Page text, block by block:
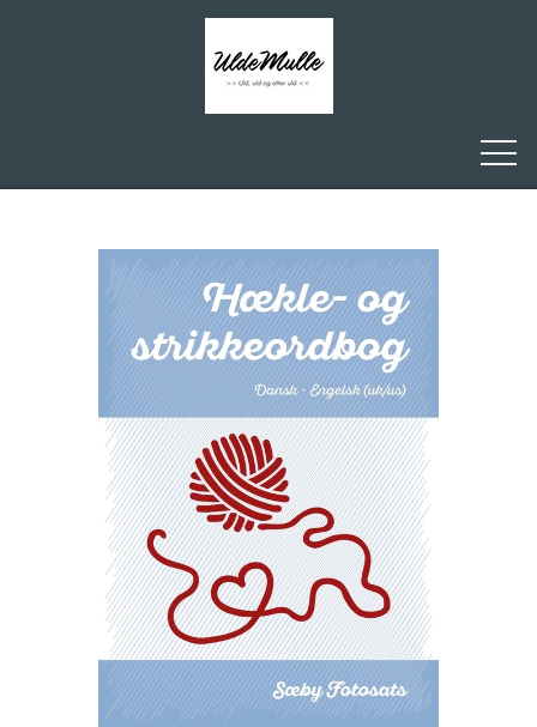
FORSIDE
ULDEMULLE
KONTAKT
WEBSHOP
PLÖTULOPI
LÉTTLOPI